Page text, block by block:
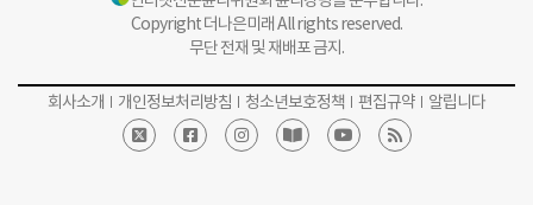
Copyright 더나은미래 All rights reserved.
무단 전재 및 재배포 금지.
회사소개 개인정보처리방침 청소년보호정책 편집규약 알립니다